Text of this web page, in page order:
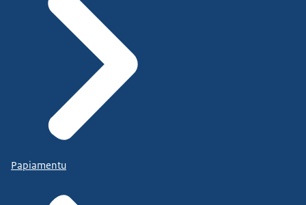
Papiamentu